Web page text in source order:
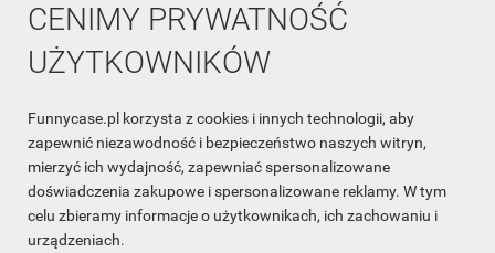
CENIMY PRYWATNOŚĆ
UŻYTKOWNIKÓW
Funnycase.pl korzysta z cookies i innych technologii, aby
zapewnić niezawodność i bezpieczeństwo naszych witryn,
mierzyć ich wydajność, zapewniać spersonalizowane
doświadczenia zakupowe i spersonalizowane reklamy. W tym
celu zbieramy informacje o użytkownikach, ich zachowaniu i
urządzeniach.
INFORMACJA O SKLEPIE
INFORMACJE
OBSŁUGA KLIENTA